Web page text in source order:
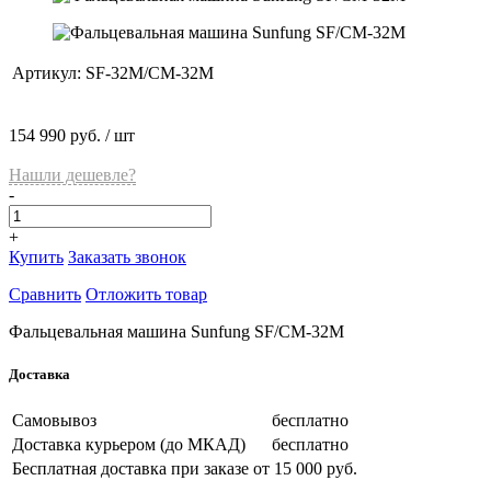
Артикул: SF-32M/CM-32M
154 990 руб. / шт
Нашли дешевле?
-
+
Купить Заказать звонок
Сравнить Отложить товар
Фальцевальная машина Sunfung SF/CM-32M
Доставка
Самовывоз
бесплатно
Доставка курьером (до МКАД)
бесплатно
Бесплатная доставка при заказе от 15 000 руб.